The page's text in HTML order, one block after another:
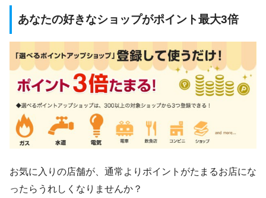
あなたの好きなショップがポイント最大3倍
お気に入りの店舗が、通常よりポイントがたまるお店にな
ったらうれしくなりませんか？